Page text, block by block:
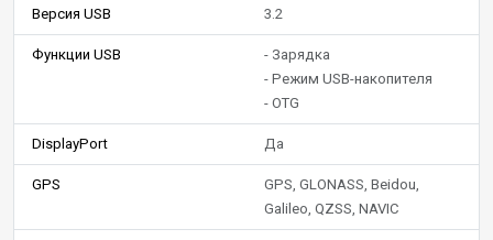
Версия USB 3.2
Функции USB
- Зарядка
- Режим USB-накопителя
- OTG
DisplayPort Да
GPS
GPS, GLONASS, Beidou,
Galileo, QZSS, NAVIC